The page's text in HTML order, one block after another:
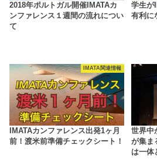
2018年ポルトガル開催IMATAカ
ンファレンス１週間の流れについ
て
学生が
有利に
IMATA関連情報
IMATAカンファレンス出発1ヶ月
前！渡米前準備チェックシート！
世界中
が集ま
は一